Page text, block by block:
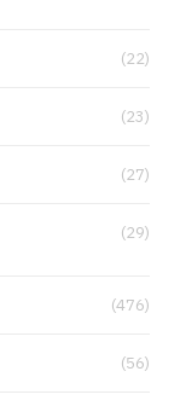
(22)
(23)
(27)
(29)
(476)
(56)